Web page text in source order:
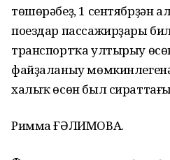
төшөрәбеҙ, 1 сентябрҙән
поездар пассажирҙары
транспортҡа ултырыу
файҙаланыу
халыҡ өсөн был
Римма ҒӘЛИМОВА.